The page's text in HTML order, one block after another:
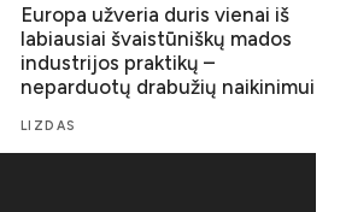
Europa užveria duris vienai iš
labiausiai švaistūniškų mados
industrijos praktikų –
neparduotų drabužių naikinimui
LIZDAS